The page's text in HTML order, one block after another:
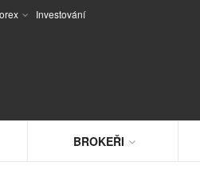
Investování
BROKEŘI